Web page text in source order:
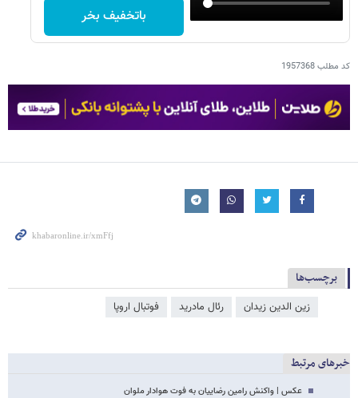
باتخفیف بخر
کد مطلب1957368
برچسب‌ها
زین الدین زیدان رئال مادرید فوتبال اروپا
خبرهای مرتبط
عکس | واکنش رامین رضاییان به فوت هوادار ملوان